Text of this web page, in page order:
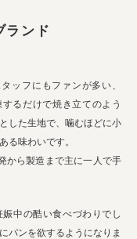
ランド
ッフにもファンが多い、
するだけで焼き立てのよう
した生地で、噛むほどに小
る味わいです。
から製造まで主に一人で手
中の酷い食べづわりでし
パンを欲するようになりま